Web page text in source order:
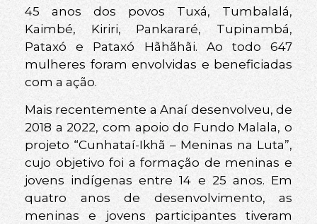
45 anos dos povos Tuxá, Tumbalalá,
Kaimbé, Kiriri, Pankararé, Tupinambá,
Pataxó e Pataxó Hãhãhãi. Ao todo 647
mulheres foram envolvidas e beneficiadas
com a ação.
Mais recentemente a Anaí desenvolveu, de
2018 a 2022, com apoio do Fundo Malala, o
projeto “Cunhataí-Ikhã – Meninas na Luta”,
cujo objetivo foi a formação de meninas e
jovens indígenas entre 14 e 25 anos. Em
quatro anos de desenvolvimento, as
meninas e jovens participantes tiveram